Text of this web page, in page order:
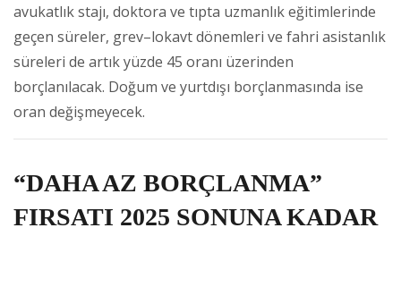
avukatlık stajı, doktora ve tıpta uzmanlık eğitimlerinde
geçen süreler, grev–lokavt dönemleri ve fahri asistanlık
süreleri de artık yüzde 45 oranı üzerinden
borçlanılacak. Doğum ve yurtdışı borçlanmasında ise
oran değişmeyecek.
“DAHA AZ BORÇLANMA”
FIRSATI 2025 SONUNA KADAR